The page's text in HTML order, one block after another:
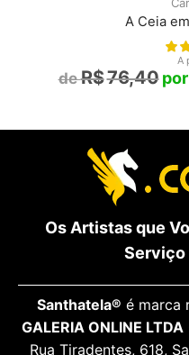
A Ceia
A
R$76,40
Os Artistas que
Serviço
Santhatela® é marca
GALERIA ONLINE LTDA
Rua Tiradentes, 618,